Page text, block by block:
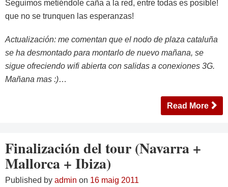
Seguimos metiéndole caña a la red, entre todas es posible!
que no se trunquen las esperanzas!
Actualización: me comentan que el nodo de plaza cataluña
se ha desmontado para montarlo de nuevo mañana, se
sigue ofreciendo wifi abierta con salidas a conexiones 3G.
Mañana mas :)…
Read More
Finalización del tour (Navarra +
Mallorca + Ibiza)
Published by admin on 16 maig 2011